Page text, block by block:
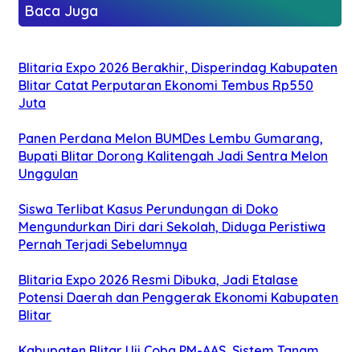
Baca Juga
Blitaria Expo 2026 Berakhir, Disperindag Kabupaten
Blitar Catat Perputaran Ekonomi Tembus Rp550
Juta
Panen Perdana Melon BUMDes Lembu Gumarang,
Bupati Blitar Dorong Kalitengah Jadi Sentra Melon
Unggulan
Siswa Terlibat Kasus Perundungan di Doko
Mengundurkan Diri dari Sekolah, Diduga Peristiwa
Pernah Terjadi Sebelumnya
Blitaria Expo 2026 Resmi Dibuka, Jadi Etalase
Potensi Daerah dan Penggerak Ekonomi Kabupaten
Blitar